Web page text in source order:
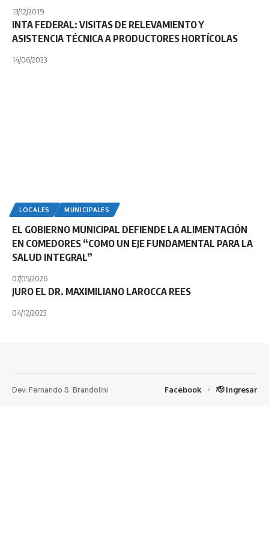
13/12/2019
INTA FEDERAL: VISITAS DE RELEVAMIENTO Y
ASISTENCIA TÉCNICA A PRODUCTORES HORTÍCOLAS
14/06/2023
LOCALES MUNICIPALES
EL GOBIERNO MUNICIPAL DEFIENDE LA ALIMENTACIÓN
EN COMEDORES “COMO UN EJE FUNDAMENTAL PARA LA
SALUD INTEGRAL”
07/05/2026
JURO EL DR. MAXIMILIANO LAROCCA REES
04/12/2023
Dev: Fernando S. Brandolini Facebook 🫡 Ingresar